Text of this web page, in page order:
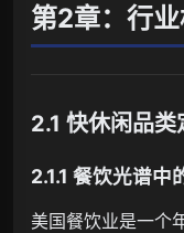
第2章：行
2.1 快休闲品类
2.1.1 餐饮光谱中
美国餐饮业是一个